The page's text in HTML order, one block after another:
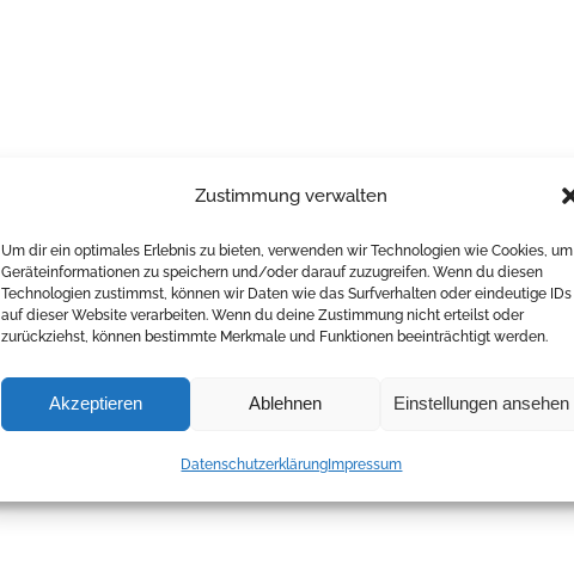
Zustimmung verwalten
Um dir ein optimales Erlebnis zu bieten, verwenden wir Technologien wie Cookies, um
Geräteinformationen zu speichern und/oder darauf zuzugreifen. Wenn du diesen
Technologien zustimmst, können wir Daten wie das Surfverhalten oder eindeutige IDs
auf dieser Website verarbeiten. Wenn du deine Zustimmung nicht erteilst oder
zurückziehst, können bestimmte Merkmale und Funktionen beeinträchtigt werden.
Akzeptieren Ablehnen Einstellungen ansehen
DatenschutzerklärungImpressum